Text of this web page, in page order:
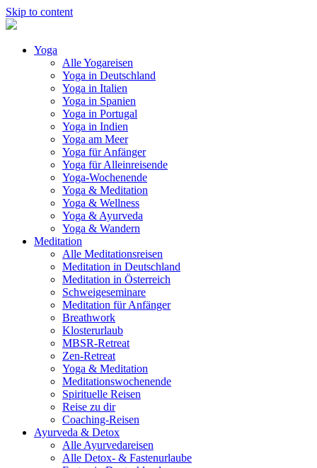
Skip to content
Yoga
Alle Yogareisen
Yoga in Deutschland
Yoga in Italien
Yoga in Spanien
Yoga in Portugal
Yoga in Indien
Yoga am Meer
Yoga für Anfänger
Yoga für Alleinreisende
Yoga-Wochenende
Yoga & Meditation
Yoga & Wellness
Yoga & Ayurveda
Yoga & Wandern
Meditation
Alle Meditationsreisen
Meditation in Deutschland
Meditation in Österreich
Schweigeseminare
Meditation für Anfänger
Breathwork
Klosterurlaub
MBSR-Retreat
Zen-Retreat
Yoga & Meditation
Meditationswochenende
Spirituelle Reisen
Reise zu dir
Coaching-Reisen
Ayurveda & Detox
Alle Ayurvedareisen
Alle Detox- & Fastenurlaube